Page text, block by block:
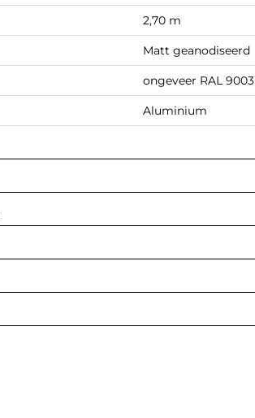
2,70 m
Matt geanodiseerd
ongeveer RAL 9003
Aluminium